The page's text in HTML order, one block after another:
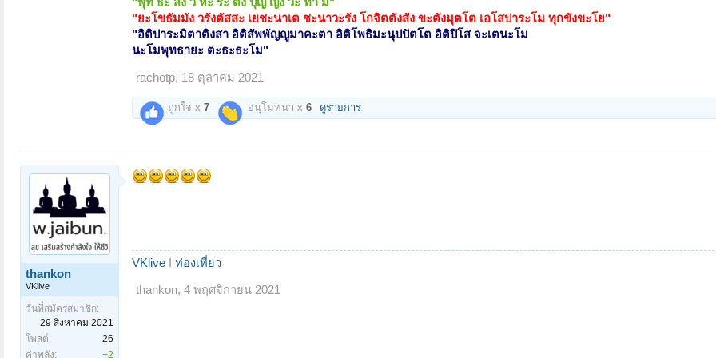
"พุท ธะ สัง วิ หะ ระ ตัง ปุญ ญัง วะ ทา มิ"
"ยะโขธัมมัง วรังตัสสะ เยชะนาเต ชะนาวะรัง โกจิตตังสัง ขะตังมุตโต เอโสปาระโม ทุกขังขะโย"
"อิติปาระมิตาติงสา อิติสัพพัญญูมาคะตา อิติโพธิมะนุปปัตโต อิติปิโส จะเตนะโม
นะโมพุทธายะ ตะธะธะโม"
rachotp, 18 ตุลาคม 2021
ถูกใจ x 7 อนุโมทนา x 6 ดูรายการ
thankon
VKlive
วันที่สมัครสมาชิก:
29 สิงหาคม 2021
โพสต์:
26
ค่าพลัง:
+2
VKlive ท่องเที่ยว
thankon, 4 พฤศจิกายน 2021